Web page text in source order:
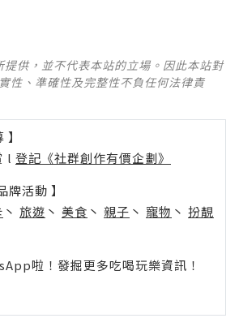
提供，並不代表本站的立場。因此本站對
性、準確性及完整性不負任何法律責
l 登記《社群創作有價企劃》
牌活動 】
丶 旅遊 丶 美食 丶 親子 丶 寵物 丶 扮靚
啦！發掘更多吃喝玩樂資訊！